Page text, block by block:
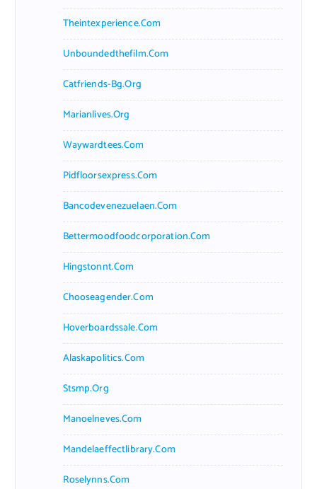
Theintexperience.com
Unboundedthefilm.com
Catfriends-Bg.org
Marianlives.org
Waywardtees.com
Pidfloorsexpress.com
Bancodevenezuelaen.com
Bettermoodfoodcorporation.com
Hingstonnt.com
Chooseagender.com
Hoverboardssale.com
Alaskapolitics.com
Stsmp.org
Manoelneves.com
Mandelaeffectlibrary.com
Roselynns.com